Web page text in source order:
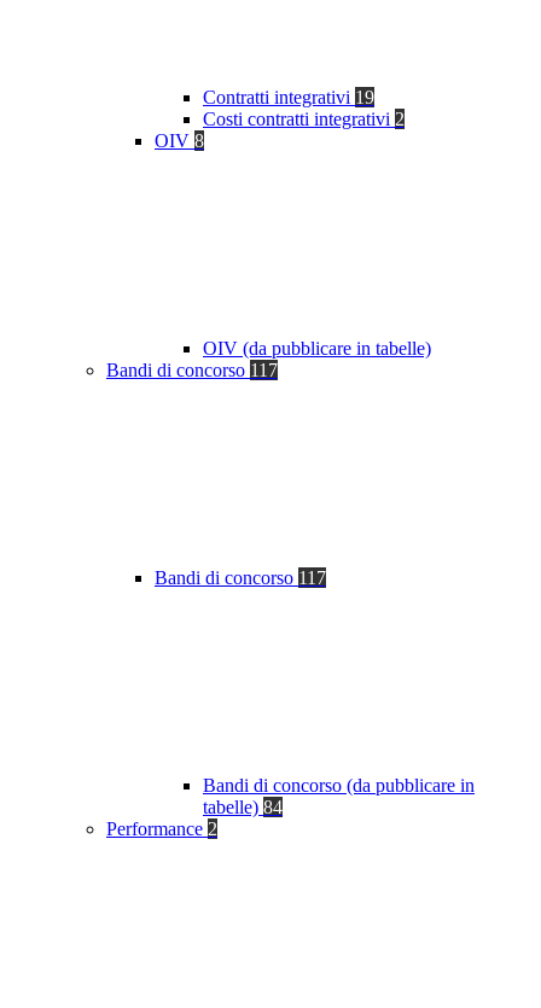
Contratti integrativi 19
Costi contratti integrativi 2
OIV 8
OIV (da pubblicare in tabelle)
Bandi di concorso 117
Bandi di concorso 117
Bandi di concorso (da pubblicare in
tabelle) 84
Performance 2